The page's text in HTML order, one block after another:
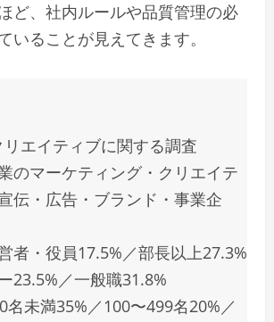
ど、社内ルールや品質管理の必
いることが見えてきます。
エイティブに関する調査
のマーケティング・クリエイテ
伝・広告・ブランド・事業企
者・役員17.5%／部長以上27.3%
23.5%／一般職31.8%
名未満35%／100〜499名20%／